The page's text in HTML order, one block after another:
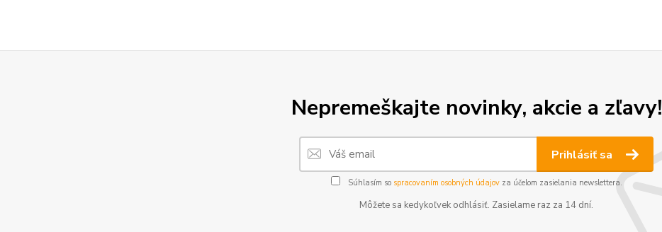
Nepremeškajte novinky, akcie a zľavy!
Prihlásiť sa
Súhlasím so spracovaním osobných údajovza účelom zasielania newslettera.
Môžete sa kedykoľvek odhlásiť. Zasielame raz za 14 dní.